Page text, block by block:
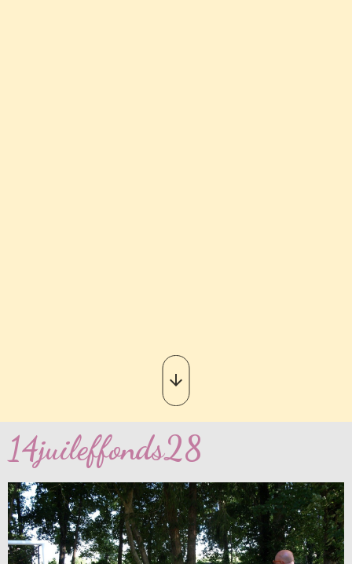
14juileffonds28